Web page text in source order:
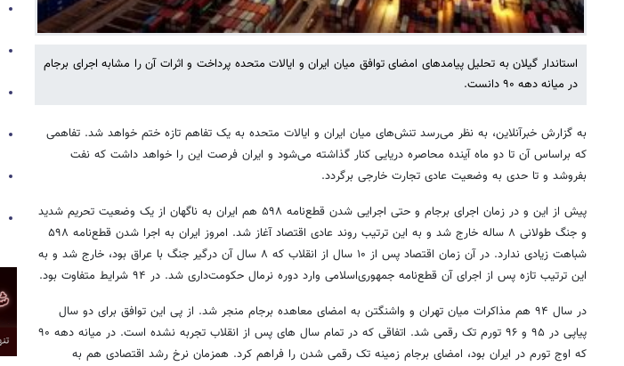
استاندار گیلان به تحلیل پیامدهای امضای توافق میان ایران و ایالات متحده پرداخت و اثرات آن را مشابه اجرای برجام
در میانه دهه ۹۰ دانست.
به گزارش خبرآنلاین، به نظر می‌رسد تنش‌های میان ایران و ایالات متحده به یک تفاهم تازه ختم خواهد شد. تفاهمی
که براساس آن تا دو ماه آینده محاصره دریایی کنار گذاشته می‌شود و ایران فرصت این را خواهد داشت که نفت
بفروشد و تا حدی به وضعیت عادی تجارت خارجی برگردد.
پیش از این و در زمان اجرای برجام و حتی اجرایی شدن قطع‌نامه ۵۹۸ هم ایران به ناگهان از یک وضعیت تحریم شدید
و جنگ طولانی ۸ ساله خارج شد و به این ترتیب روند عادی اقتصاد آغاز شد. امروز ایران به اجرا شدن قطع‌نامه ۵۹۸
شباهت زیادی ندارد. در آن زمان اقتصاد پس از ۱۰ سال از انقلاب که ۸ سال آن درگیر جنگ با عراق بود، خارج شد و به
این ترتیب تازه پس از اجرای آن قطع‌نامه جمهوری‌اسلامی وارد دوره نرمال حکومت‌داری شد. در ۹۴ شرایط متفاوت بود.
در سال ۹۴ هم مذاکرات میان تهران و واشنگتن به امضای معاهده برجام منجر شد. از پی این توافق برای دو سال
پیاپی در ۹۵ و ۹۶ تورم تک رقمی شد. اتفاقی که در تمام سال های پس از انقلاب تجربه نشده است. در میانه دهه ۹۰
که اوج تورم در ایران بود، امضای برجام زمینه تک رقمی شدن را فراهم کرد. همزمان نرخ رشد اقتصادی هم به